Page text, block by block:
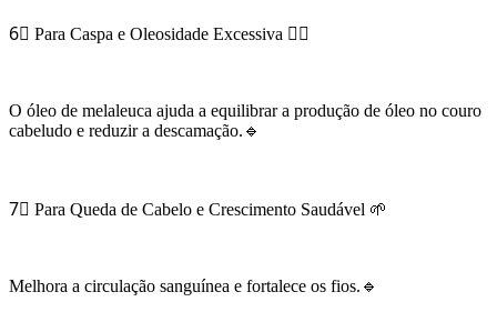
6⃣ Para Caspa e Oleosidade Excessiva 🧖‍♀️
O óleo de melaleuca ajuda a equilibrar a produção de óleo no couro
cabeludo e reduzir a descamação.🔹
7⃣ Para Queda de Cabelo e Crescimento Saudável 🌱
Melhora a circulação sanguínea e fortalece os fios.🔹